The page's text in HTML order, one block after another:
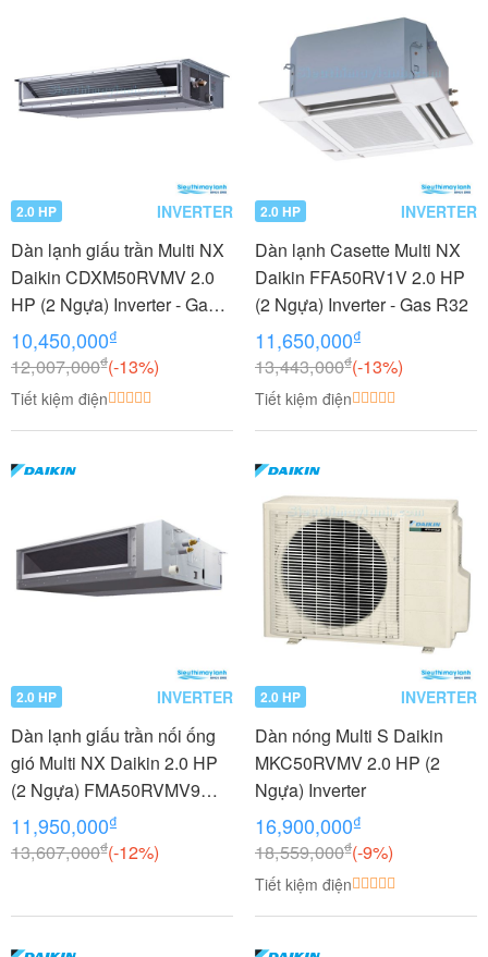
2.0 HP INVERTER
Dàn lạnh giấu trần Multi NX
Daikin CDXM50RVMV 2.0
HP (2 Ngựa) Inverter - Gas
R32
10,450,000₫
12,007,000₫(-13%)
Tiết kiệm điện
2.0 HP INVERTER
Dàn lạnh Casette Multi NX
Daikin FFA50RV1V 2.0 HP
(2 Ngựa) Inverter - Gas R32
11,650,000₫
13,443,000₫(-13%)
Tiết kiệm điện
2.0 HP INVERTER
Dàn lạnh giấu trần nối ống
gió Multi NX Daikin 2.0 HP
(2 Ngựa) FMA50RVMV9
Inverter
11,950,000₫
13,607,000₫(-12%)
2.0 HP INVERTER
Dàn nóng Multi S Daikin
MKC50RVMV 2.0 HP (2
Ngựa) Inverter
16,900,000₫
18,559,000₫(-9%)
Tiết kiệm điện